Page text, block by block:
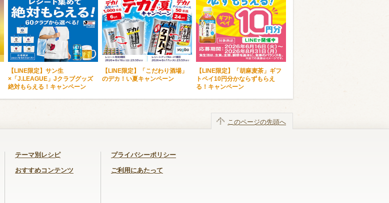
【LINE限定】サン生
×「J.LEAGUE」Jクラブグッズ
絶対もらえる！キャンペーン
【LINE限定】「こだわり酒場」
のデカ！い夏キャンペーン
【LINE限定】「胡麻麦茶」ギフ
トペイ10円分かならずもらえ
る！キャンペーン
テーマ別レシピ
おすすめコンテンツ
プライバシーポリシー
ご利用にあたって
このページの先頭へ